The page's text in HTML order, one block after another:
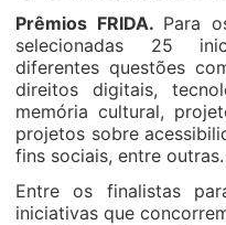
Prêmios FRIDA. Para
selecionadas 25
diferentes questões
direitos digitais,
memória cultural,
projetos sobre
fins sociais, entre outras.
Entre os finalistas
iniciativas que